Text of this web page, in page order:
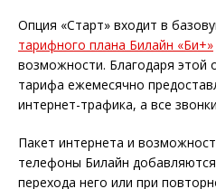
Опция «Старт» входит в
тарифного плана Билайн «Би+»
возможности. Благодаря этой
тарифа ежемесячно
интернет-трафика, а все
Пакет интернета и
телефоны Билайн
перехода него или при